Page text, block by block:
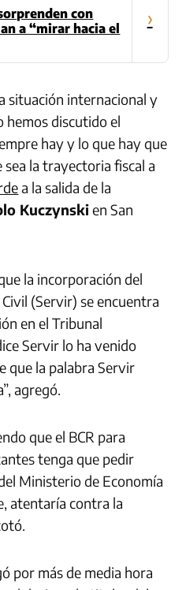
con
a “mirar hacia el
›
situación internacional y
hemos discutido el
hay y lo que hay que
la trayectoria fiscal a
a la salida de la
Kuczynskien San
la incorporación del
(Servir) se encuentra
en el Tribunal
Servir lo ha venido
que la palabra Servir
agregó.
que el BCR para
tenga que pedir
Ministerio de Economía
atentaría contra la
por más de media hora